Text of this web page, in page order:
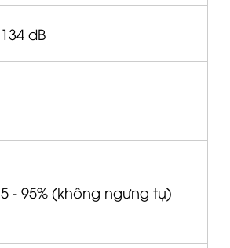
134 dB
5 - 95% (không ngưng tụ)